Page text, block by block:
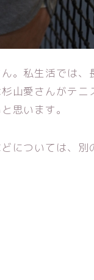
。私生活では
山愛さんがテニ
思います。
については、